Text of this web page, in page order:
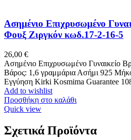
Ασημένιο Επιχρυσωμένο
Φουξ Ζιργκόν κωδ.17-2-16-5
26,00 €
Ασημένιο Επιχρυσωμένο Γυναικείο
Βάρος: 1,6 γραμμάρια Ασήμι 925
Εγγύηση Kirki Kosmima Guarantee
Add to wishlist
Προσθήκη στο καλάθι
Quick view
Σχετικά Προϊόντα